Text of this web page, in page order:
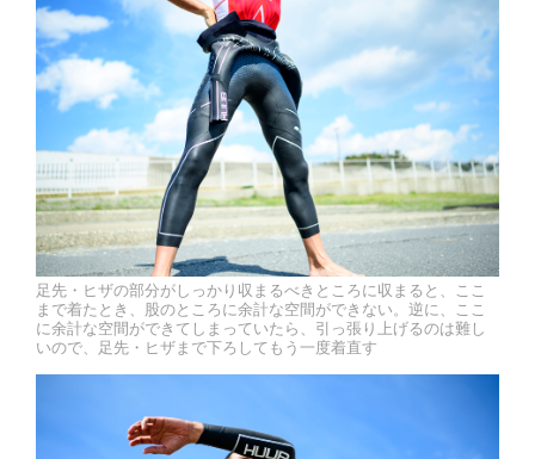
足先・ヒザの部分がしっかり収まるべきところに収まると、ここ
まで着たとき、股のところに余計な空間ができない。逆に、ここ
に余計な空間ができてしまっていたら、引っ張り上げるのは難し
いので、足先・ヒザまで下ろしてもう一度着直す